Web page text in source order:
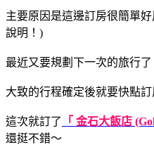
主要原因是這邊訂房很簡單
說明！)
最近又要規劃下一次的旅行了
大致的行程確定後就要快點訂
這次就訂了 「 金石大飯店
還挺不錯～